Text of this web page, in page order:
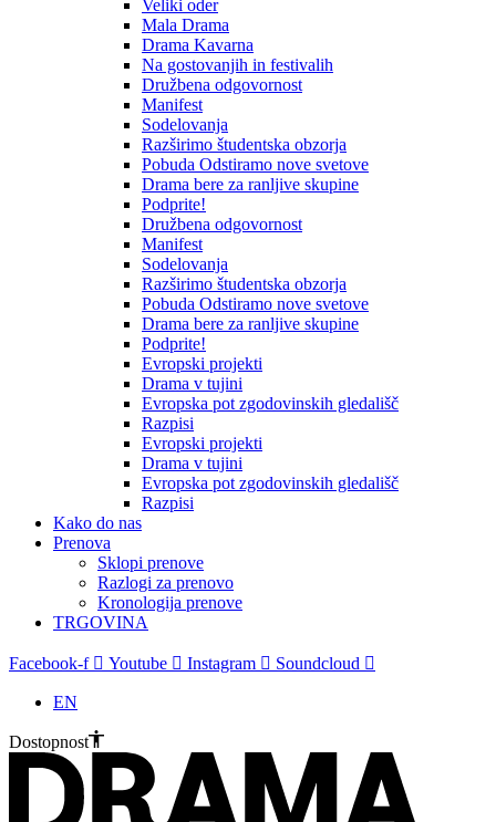
Veliki oder
Mala Drama
Drama Kavarna
Na gostovanjih in festivalih
Družbena odgovornost
Manifest
Sodelovanja
Razširimo študentska obzorja
Pobuda Odstiramo nove svetove
Drama bere za ranljive skupine
Podprite!
Družbena odgovornost
Manifest
Sodelovanja
Razširimo študentska obzorja
Pobuda Odstiramo nove svetove
Drama bere za ranljive skupine
Podprite!
Evropski projekti
Drama v tujini
Evropska pot zgodovinskih gledališč
Razpisi
Evropski projekti
Drama v tujini
Evropska pot zgodovinskih gledališč
Razpisi
Kako do nas
Prenova
Sklopi prenove
Razlogi za prenovo
Kronologija prenove
TRGOVINA
Facebook-f Youtube Instagram Soundcloud
EN
Dostopnost